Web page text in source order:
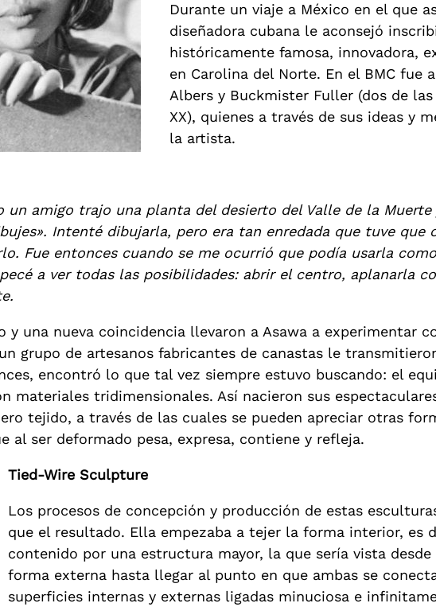
Durante un viaje a México en el que
diseñadora cubana le aconsejó
históricamente famosa, innovadora,
en Carolina del Norte. En el BMC fue
Albers y Buckmister Fuller (dos de
XX), quienes a través de sus ideas y
la artista.
un amigo trajo una planta del desierto del Valle de la
Intenté dibujarla, pero era tan enredada que tuve que
Fue entonces cuando se me ocurrió que podía usarla
a ver todas las posibilidades: abrir el centro, aplanarla
y una nueva coincidencia llevaron a Asawa a experimentar
grupo de artesanos fabricantes de canastas le
encontró lo que tal vez siempre estuvo buscando: el
materiales tridimensionales. Así nacieron sus
tejido, a través de las cuales se pueden apreciar otras
al ser deformado pesa, expresa, contiene y refleja.
Tied-Wire Sculpture
Los procesos de concepción y producción de estas
que el resultado. Ella empezaba a tejer la forma interior, es
contenido por una estructura mayor, la que sería vista
forma externa hasta llegar al punto en que ambas se
superficies internas y externas ligadas minuciosa e